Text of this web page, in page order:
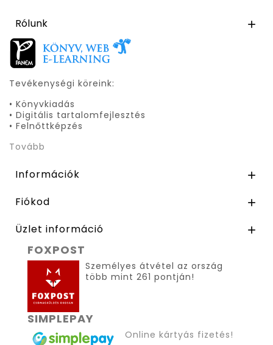
Rólunk 
Tevékenységi köreink:
• Könyvkiadás
• Digitális tartalomfejlesztés
• Felnőttképzés
Tovább
Információk 
Fiókod 
Üzlet információ 
FOXPOST
Személyes átvétel az ország
több mint 261 pontján!
SIMPLEPAY
Online kártyás fizetés!